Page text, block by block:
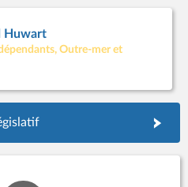
Huwart
Outre-mer et